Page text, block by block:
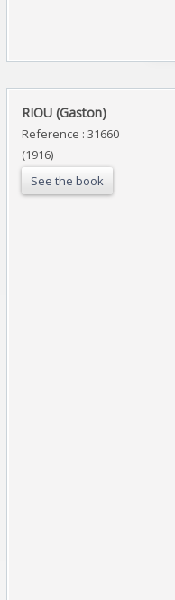
‎RIOU (Gaston)‎
Reference : 31660
(1916)
See the book